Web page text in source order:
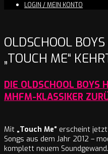
LOGIN / MEIN KONTO
OLDSCHOOL
„TOUCH ME“
DIE OLDSCHOOL BOYS
MHFM-KLASSIKER
Mit „Touch Me“ erscheint jetzt
Songs aus dem Jahr 2012 –
komplett neuem Soundgewand.